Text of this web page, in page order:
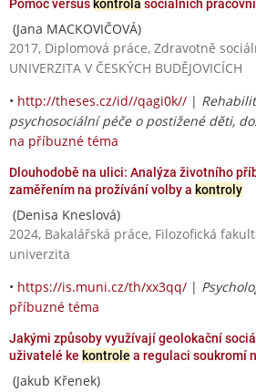
Pomoc versuskontrola sociálních
(Jana MACKOVIČOVÁ)
2017, Diplomová práce, Zdravotně
UNIVERZITA V ČESKÝCH BUDĚJOVICÍCH
• http://theses.cz/id//qagi0k// |
psychosociální péče o postižené děti,
na příbuzné téma
Dlouhodobě na ulici: Analýza životního
zaměřením na prožívání volby a kontroly
(Denisa Kneslová)
2024, Bakalářská práce, Filozofická
univerzita
• https://is.muni.cz/th/xx3qq/ |
příbuzné téma
Jakými způsoby využívají geolokační
uživatelé ke kontrole a regulaci soukromí
(Jakub Křenek)